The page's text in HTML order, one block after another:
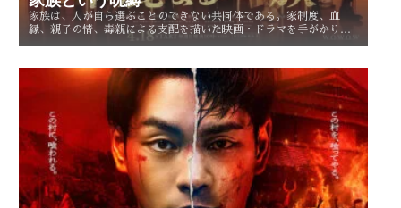
家族は、人が自ら選ぶことのできない共同体である。家制度、血
縁、親子の情、毒親による支配を描いた映画・ドラマを手がかり